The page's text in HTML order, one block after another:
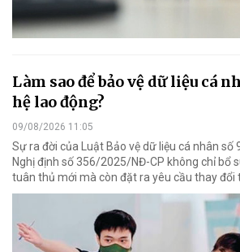
Làm sao để bảo vệ dữ liệu cá
hệ lao động?
09/08/2026 11:05
Sự ra đời của Luật Bảo vệ dữ liệu cá nhân
Nghị định số 356/2025/NĐ-CP không chỉ bổ
tuân thủ mới mà còn đặt ra yêu cầu thay đổi